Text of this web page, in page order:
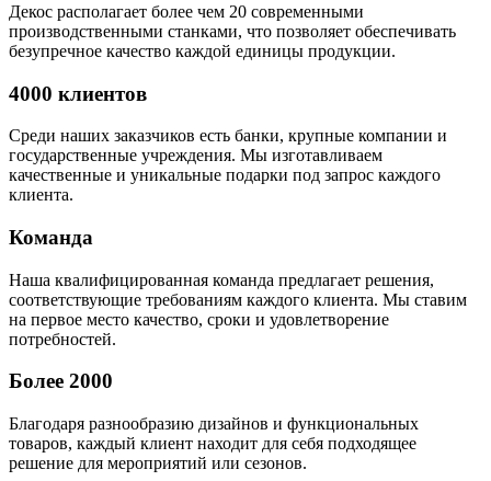
Декос располагает более чем 20 современными
производственными станками, что позволяет обеспечивать
безупречное качество каждой единицы продукции.
4000 клиентов
Среди наших заказчиков есть банки, крупные компании и
государственные учреждения. Мы изготавливаем
качественные и уникальные подарки под запрос каждого
клиента.
Команда
Наша квалифицированная команда предлагает решения,
соответствующие требованиям каждого клиента. Мы ставим
на первое место качество, сроки и удовлетворение
потребностей.
Более 2000
Благодаря разнообразию дизайнов и функциональных
товаров, каждый клиент находит для себя подходящее
решение для мероприятий или сезонов.